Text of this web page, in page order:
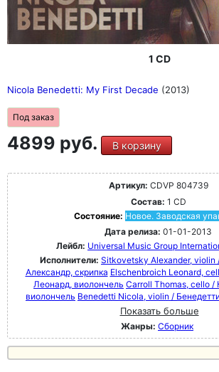
1 CD
Nicola Benedetti: My First Decade (2013)
Под заказ
4899 руб. В корзину
Артикул: CDVP 804739
Состав: 1 CD
Состояние: Новое. Заводская
Дата релиза: 01-01-2013
Лейбл: Universal Music Group
Исполнители: Sitkovetsky Alexander, violin
Александр, скрипка Elschenbroich Leonard,
Леонард, виолончель Carroll Thomas, cello /
виолончель Benedetti Nicola, violin /
Показать больше
Жанры: Сборник